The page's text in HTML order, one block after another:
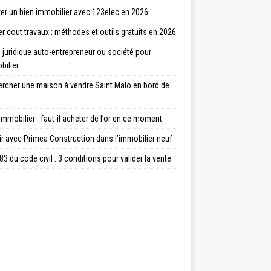
un bien immobilier avec 123elec en 2026
cout travaux : méthodes et outils gratuits en 2026
juridique auto-entrepreneur ou société pour
une maison à vendre Saint Malo en bord de
: faut-il acheter de l’or en ce moment
avec Primea Construction dans l’immobilier neuf
du code civil : 3 conditions pour valider la vente